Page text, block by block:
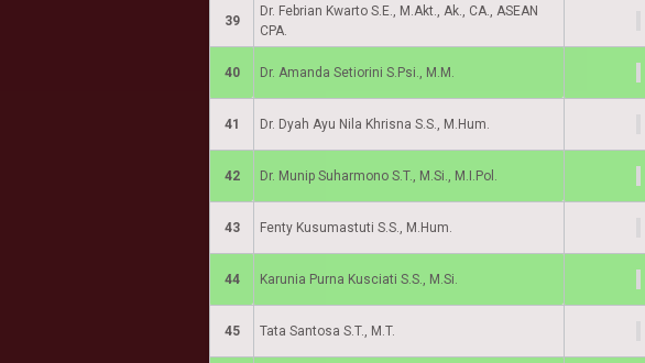
39
Dr. Febrian Kwarto S.E., M.Akt., Ak., CA., ASEAN
CPA.
40 Dr. Amanda Setiorini S.Psi., M.M.
41 Dr. Dyah Ayu Nila Khrisna S.S., M.Hum.
42 Dr. Munip Suharmono S.T., M.Si., M.I.Pol.
43 Fenty Kusumastuti S.S., M.Hum.
44 Karunia Purna Kusciati S.S., M.Si.
45 Tata Santosa S.T., M.T.